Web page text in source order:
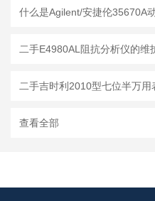
查看全部